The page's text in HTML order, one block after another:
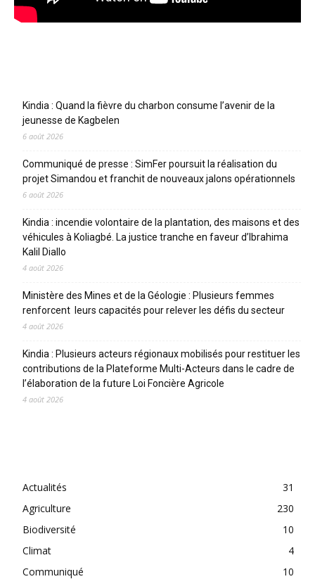
Kindia : Quand la fièvre du charbon consume l’avenir de la
jeunesse de Kagbelen
6 août 2026
Communiqué de presse : SimFer poursuit la réalisation du
projet Simandou et franchit de nouveaux jalons opérationnels
6 août 2026
Kindia : incendie volontaire de la plantation, des maisons et des
véhicules à Koliagbé. La justice tranche en faveur d’Ibrahima
Kalil Diallo
4 août 2026
Ministère des Mines et de la Géologie : Plusieurs femmes
renforcent leurs capacités pour relever les défis du secteur
4 août 2026
Kindia : Plusieurs acteurs régionaux mobilisés pour restituer les
contributions de la Plateforme Multi-Acteurs dans le cadre de
l’élaboration de la future Loi Foncière Agricole
4 août 2026
Actualités
31
Agriculture
230
Biodiversité
10
Climat
4
Communiqué
10